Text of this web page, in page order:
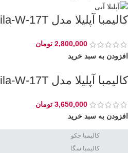
کالیمبا آپلیلا مدل Apelila-W-17T آبی
2,800,000 تومان
افزودن به سبد خرید
کالیمبا آپلیلا مدل Apelila-W-17T رنگ چوب
3,650,000 تومان
افزودن به سبد خرید
کالیمبا جکو
کالیمبا سگا